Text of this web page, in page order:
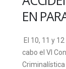
EN
El 10, 11 y
cabo el VI
Criminalística